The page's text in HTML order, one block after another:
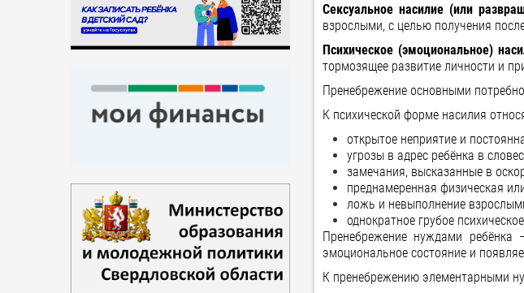
Сексуальное насилие (или
взрослыми, с целью получения
Психическое (эмоциональное)
тормозящее развитие личности и
Пренебрежение основными
К психической форме насилия
открытое неприятие и
угрозы в адрес ребёнка в
замечания, высказанные в
преднамеренная физическая
ложь и невыполнение
однократное грубое
Пренебрежение нуждами ребёнка
эмоциональное состояние и
К пренебрежению элементарными